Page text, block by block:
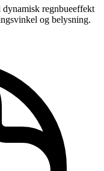
regnbueeffekt
og belysning.